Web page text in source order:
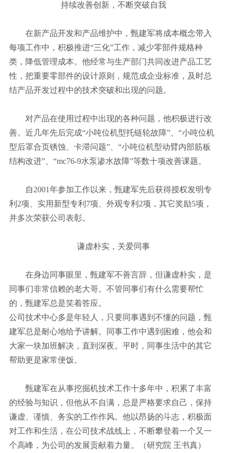
持续改善创新，不断突破自我
在新产品开发和产品维护中，甄建军将成本概念带入
每项工作中，积极推进“三化”工作，减少零部件规格种
类，降低管理成本。他经常与生产部门共同改进产品工艺
性，把重要零部件的设计原则，规范成企业标准，及时总
结产品开发过程中的技术突破和出现的问题。
对产品在使用过程中出现的各种问题，他积极进行改
善。近几年先后完成“小吨位机型托链轮故障”、“小吨位机
型后罩合页锈蚀、卡滞问题”、“小吨位机型动臂内部筋板
结构改进”、“mc76-9水泵渗水故障”等数十项改善课题。
自2001年参加工作以来，甄建军先后获得授权发明专
利2项、实用新型专利7项、外观专利2项，其它奖励5项，
并多次荣获公司表彰。
谦虚朴实，关爱同事
在身边同事眼里，甄建军不善言辞，但谦虚朴实，是
同事们非常信赖的老大哥。不管同事们有什么需要帮忙
的，甄建军总是笑着答应。
公司技术中心多是年轻人，只要同事遇到不懂的问题，甄
建军总是耐心地给予讲解。同事工作中遇到困难，他会和
大家一块加班解决，直到深夜。平时，同事生活中的其它
帮助更是家常便饭。
甄建军在从事挖掘机技术工作十多年中，积累了丰富
的经验与知识，但他从不自满，总是严格要求自己，保持
谦虚、谨慎、务实的工作作风。他以昂扬的斗志，积极面
对工作和生活，在公司技术战线上，不断攀登着一个又一
个高峰，为公司的发展贡献着力量。（研究院 王书真）